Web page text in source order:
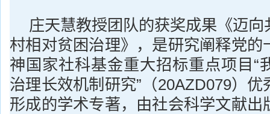
庄天慧教授团队的获奖成果《迈
村相对贫困治理》，是研究阐释党的
神国家社科基金重大招标重点项目“
治理长效机制研究”（20AZD079）
形成的学术专著，由社会科学文献出